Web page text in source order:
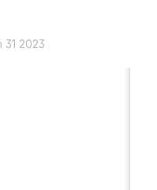
31 2023